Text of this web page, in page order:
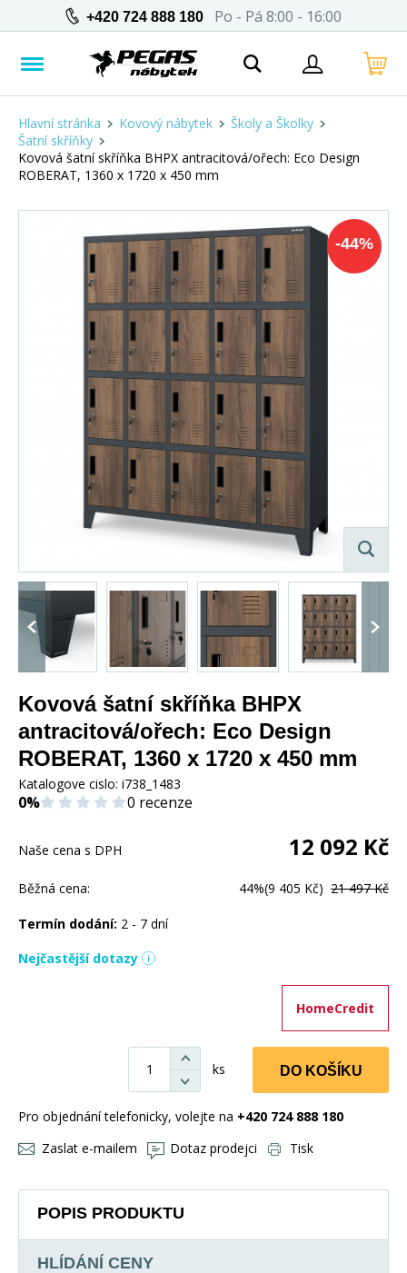
+420 724 888 180 Po - Pá 8:00 - 16:00
Hlavní stránka Kovový nábytek
Školy a Školky
Šatní skříňky
Kovová šatní skříňka BHPX antracitová/ořech: Eco Design
ROBERAT, 1360 x 1720 x 450 mm
-44%
Kovová šatní skříňka BHPX
antracitová/ořech: Eco Design
ROBERAT, 1360 x 1720 x 450 mm
Katalogove cislo: i738_1483
0% 0 recenze
Naše cena s DPH 12 092 Kč
Běžná cena: 44%(9 405 Kč) 21 497 Kč
Termín dodání: 2 - 7 dní
Nejčastější dotazy
HomeCredit
ks DO KOŠÍKU
Pro objednání telefonicky, volejte na +420 724 888 180
Zaslat e-mailem
Dotaz prodejci Tisk
POPIS PRODUKTU
HLÍDÁNÍ CENY